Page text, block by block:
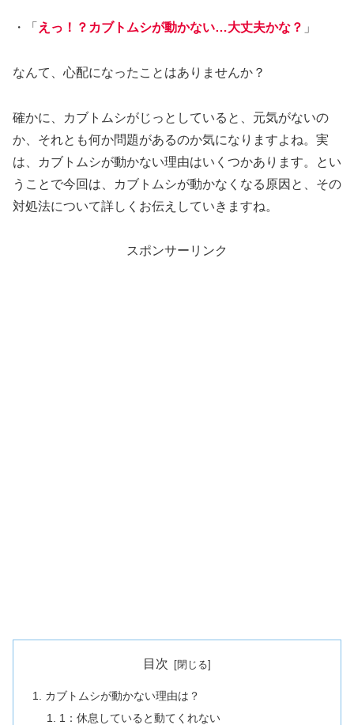
・「 えっ！？カブトムシが動かない…大丈夫かな？ 」
なんて、心配になったことはありませんか？
確かに、カブトムシがじっとしていると、元気がないの
か、それとも何か問題があるのか気になりますよね。実
は、カブトムシが動かない理由はいくつかあります。とい
うことで今回は、カブトムシが動かなくなる原因と、その
対処法について詳しくお伝えしていきますね。
スポンサーリンク
目次
カブトムシが動かない理由は？
1：休息していると動てくれない